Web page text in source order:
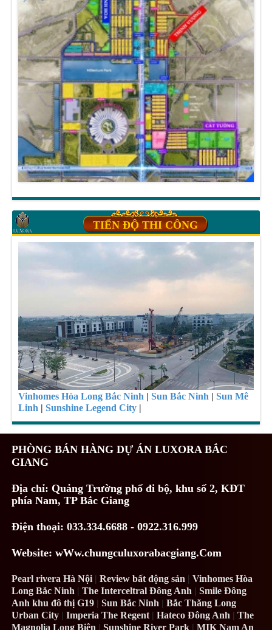
TIẾN ĐỘ THI CÔNG
Vinhomes Hòa Long Bắc Ninh |Sun Bắc Ninh |Sun Mê
Linh |Sunshine Legend City |
PHÒNG BÁN HÀNG DỰ ÁN LUXORA BẮC
GIANG
Địa chỉ:Quảng Trường phố đi bộ, khu số 2, KĐT
phía Nam, TP Bắc Giang
Điện thoại: 033.334.6688 - 0922.316.999
Website: wWw.chungculuxorabacgiang.Com
Pearl rivera Hà Nội |Review bất động sản |Vinhomes Hòa
Long Bắc Ninh |The Interceltral Đông Anh |Smile Đông
Anh khu đô thị G19 |Sun Bắc Ninh |Bắc Thăng Long
Urban City |Imperia The Regent |Hateco Đông Anh |The
Magnolia Long Biên |Sunshine River Park |MIK Nam An